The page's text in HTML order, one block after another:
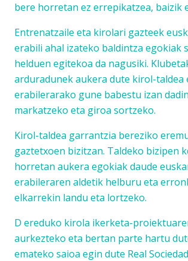
bere horretan ez errepikatzea, baizik
Entrenatzaile eta kirolari gazteek
erabili ahal izateko baldintza egokiak
helduen egitekoa da nagusiki.
arduradunek aukera dute kirol-taldea
erabilerarako gune babestu izan
markatzeko eta giroa sortzeko.
Kirol-taldea garrantzia bereziko
gaztetxoen bizitzan. Taldeko bizipen
horretan aukera egokiak daude
erabileraren aldetik helburu eta
elkarrekin landu eta lortzeko.
D ereduko kirola ikerketa-
aurkezteko eta bertan parte hartu
emateko saioa egin dute Real